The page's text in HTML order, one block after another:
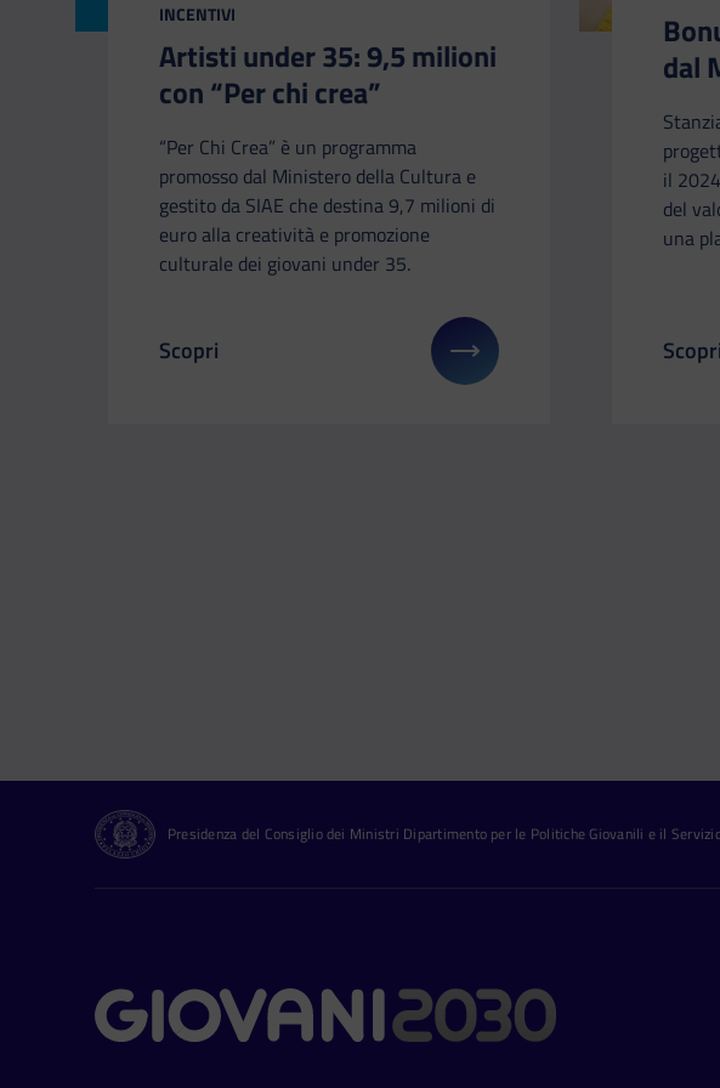
INCENTIVI
Artisti under 35: 9,5 milioni
con “Per chi crea”
“Per Chi Crea” è un programma
promosso dal Ministero della Cultura e
gestito da SIAE che destina 9,7 milioni di
euro alla creatività e promozione
culturale dei giovani under 35.
Il link ti porterà ad avere maggiori dettagli su: Artisti under
Scopri
dal
il
del
una
Il link
Scopri
Presidenza del Consiglio dei Ministri Dipartimento per le Politiche Giovanili e il
Contatti